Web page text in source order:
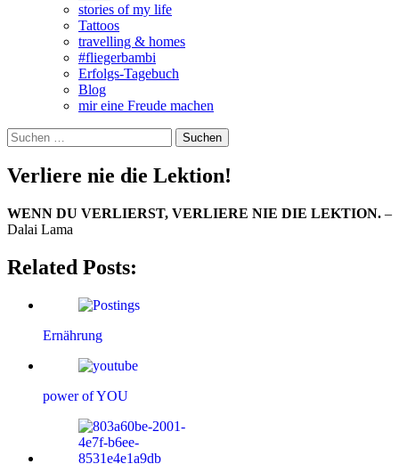
stories of my life
Tattoos
travelling & homes
#fliegerbambi
Erfolgs-Tagebuch
Blog
mir eine Freude machen
Suchen
nach:
Verliere nie die Lektion!
WENN DU VERLIERST, VERLIERE NIE DIE LEKTION. –
Dalai Lama
Related Posts:
Ernährung
power of YOU